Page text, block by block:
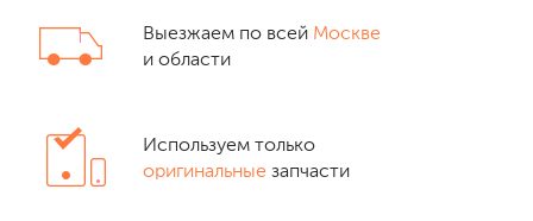
Выезжаем по всей Москве
и области
Используем только
оригинальные запчасти